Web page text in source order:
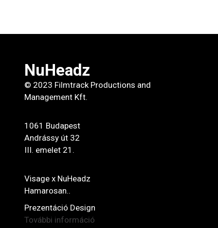
NuHeadz
© 2023 Filmtrack Productions and
Management Kft.
1061 Budapest
Andrássy út 32
III. emelet 21.
Visage x NuHeadz
Hamarosan..
Prezentáció Design
További információ